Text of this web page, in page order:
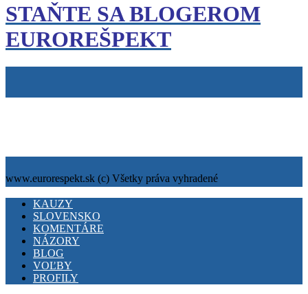
STAŇTE SA BLOGEROM
EUROREŠPEKT
www.eurorespekt.sk (c) Všetky práva vyhradené
Facebook
Twitter
YoutubeKAUZY
SLOVENSKO
KOMENTÁRE
NÁZORY
BLOG
VOĽBY
PROFILY